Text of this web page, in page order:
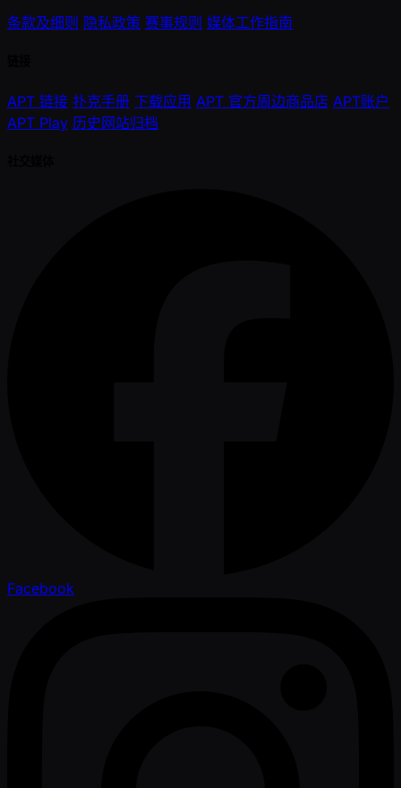
条款及细则 隐私政策 赛事规则 媒体工作指南
APT 链接 扑克手册 下载应用 APT 官方周边商品店 APT账户
APT Play 历史网站归档
Facebook